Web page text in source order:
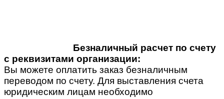
Безналичный расчет по счету
с реквизитами организации:
Вы можете оплатить заказ безналичным
переводом по счету. Для выставления счета
юридическим лицам необходимо